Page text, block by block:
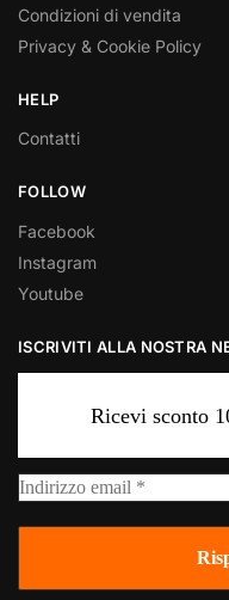
Condizioni di vendita
Privacy & Cookie Policy
HELP
Contatti
FOLLOW
Facebook
Instagram
Youtube
ISCRIVITI ALLA NOSTRA
Ricevi sconto